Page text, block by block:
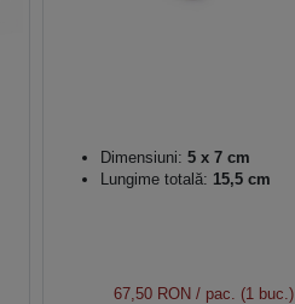
Dimensiuni: 5 x 7 cm
Lungime totală: 15,5 cm
67,50 RON/ pac. (1 buc.)